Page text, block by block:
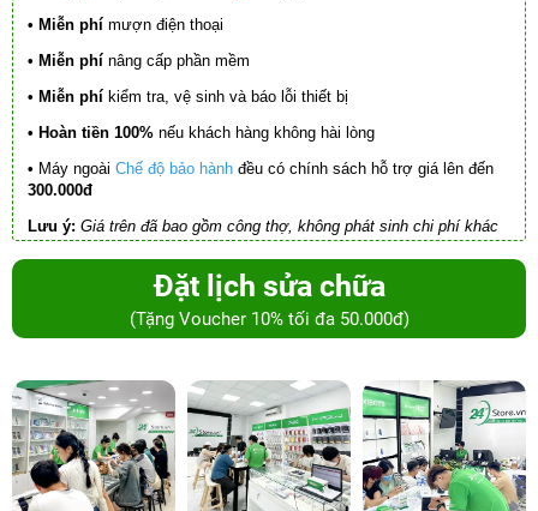
• Miễn phí mượn điện thoại
• Miễn phí nâng cấp phần mềm
• Miễn phí kiểm tra, vệ sinh và báo lỗi thiết bị
• Hoàn tiền 100% nếu khách hàng không hài lòng
• Máy ngoài Chế độ bảo hành đều có chính sách hỗ trợ giá lên đến
300.000đ
Lưu ý: Giá trên đã bao gồm công thợ, không phát sinh chi phí khác
Đặt lịch sửa chữa
(Tặng Voucher 10% tối đa 50.000đ)